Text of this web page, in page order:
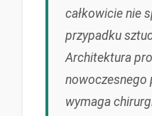
całkowicie nie
przypadku
Architektura
nowoczesnego
wymaga